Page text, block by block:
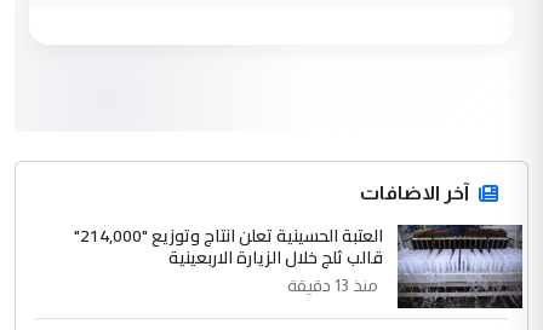
المشترك لا تستهدف أية دولة ومفتوحة لانضمام
الدول الشقيقة
4 يوسف غزوان عصمت
التعليق : بكالوريوس فيزياء طبية متزوج و
زوجتي أيضا بكالوريوس سكني بغداد أرغب في
آخر الاضافات
العتبة الحسينية تعلن انتاج وتوزيع "214,000"
قالب ثلج خلال الزيارة الاربعينية
منذ 13 دقيقة